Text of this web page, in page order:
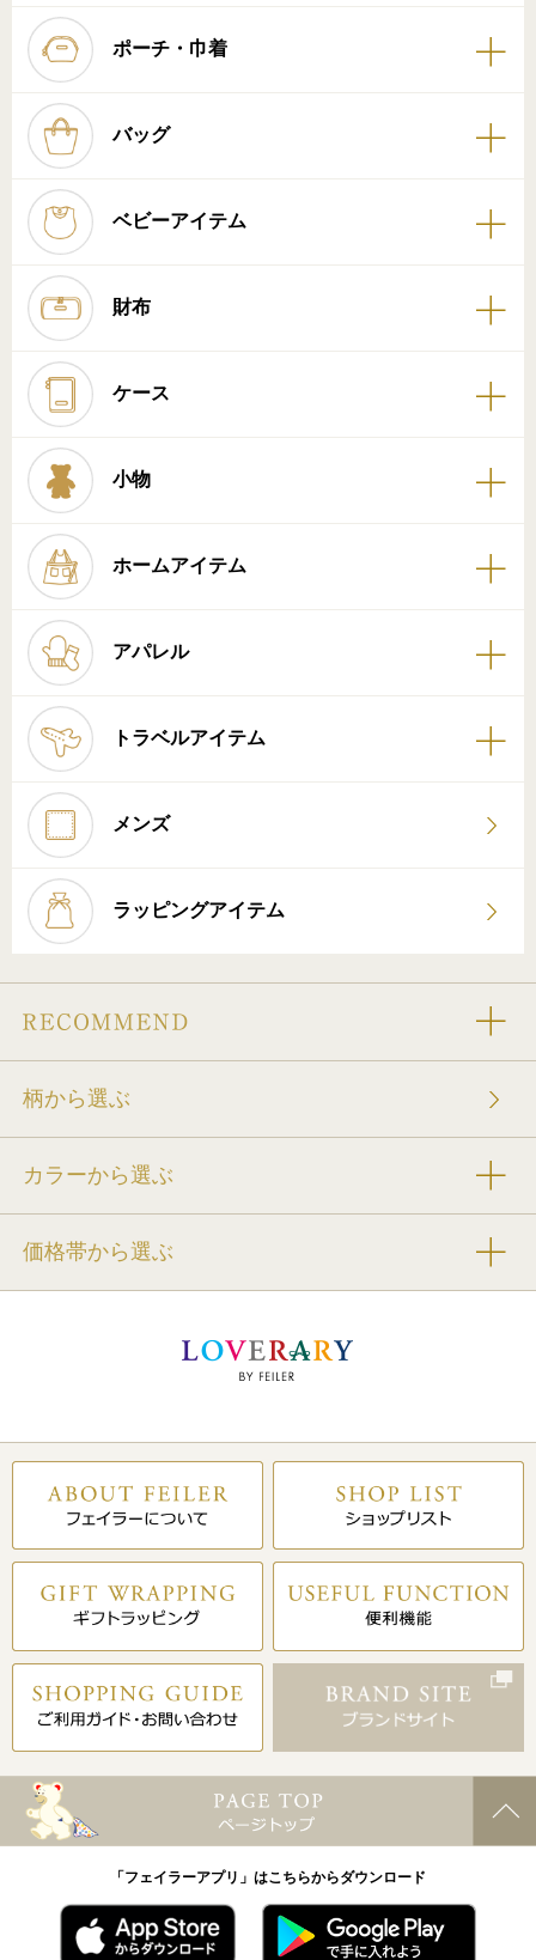
ポーチ・巾着
バッグ
ベビーアイテム
財布
ケース
小物
ホームアイテム
アパレル
トラベルアイテム
メンズ
ラッピングアイテム
柄から選ぶ
カラーから選ぶ
価格帯から選ぶ
「フェイラーアプリ」はこちらからダウンロード